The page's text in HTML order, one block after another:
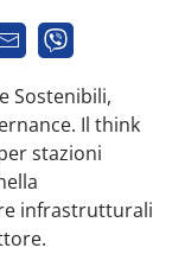
Sostenibili,
Il think
stazioni
infrastrutturali